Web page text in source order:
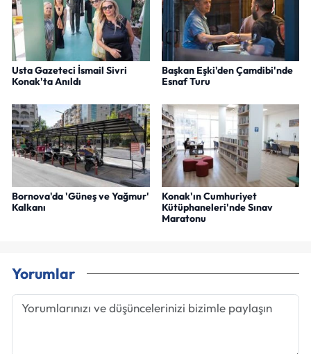
Usta Gazeteci İsmail Sivri
Konak'ta Anıldı
Başkan Eşki'den Çamdibi'nde
Esnaf Turu
Bornova'da 'Güneş ve Yağmur'
Kalkanı
Konak'ın Cumhuriyet
Kütüphaneleri'nde Sınav
Maratonu
Yorumlar